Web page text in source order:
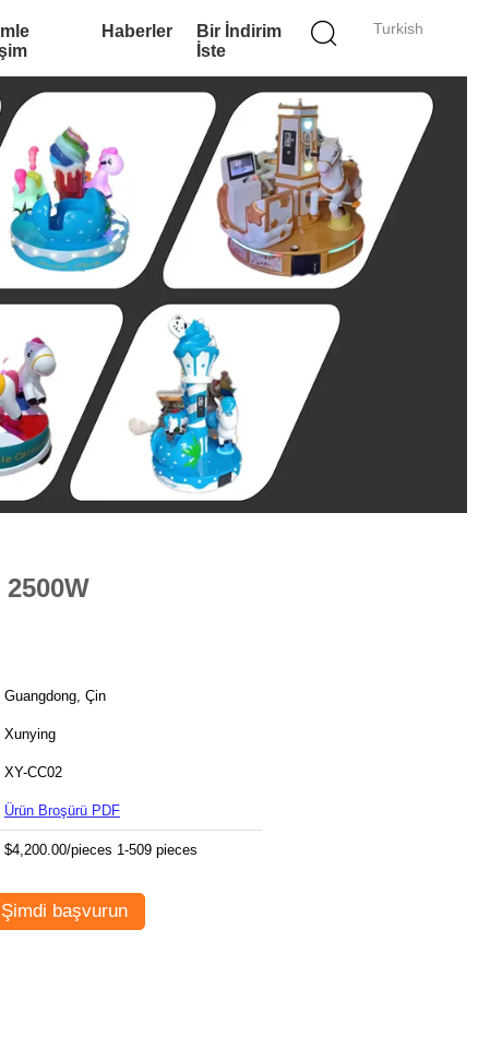
Turkish
Haberler
Bir İndirim
İste
Guangdong, Çin
Xunying
XY-CC02
Ürün Broşürü PDF
$4,200.00/pieces 1-509 pieces
Şimdi başvurun